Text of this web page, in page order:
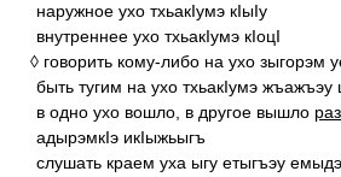
наружное ухо тхьакIумэ кIыIу
внутреннее ухо тхьакIумэ кIоцI
◊ говорить кому-либо на ухо зыгорэм
быть тугим на ухо тхьакIумэ
в одно ухо вошло, в другое вышло
адырэмкIэ икIыжьыгъ
слушать краем уха ыгу етыгъэу